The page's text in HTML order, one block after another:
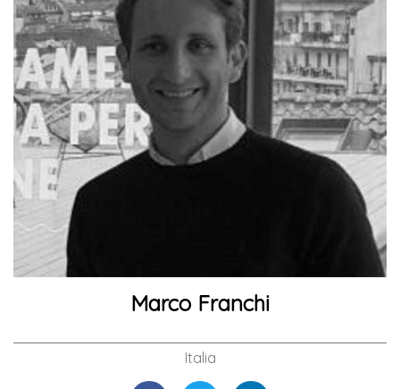
Marco Franchi
Italia